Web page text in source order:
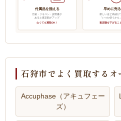
付属品を揃える
元箱・リモコン・説明書が
あると査定額がアップ
なくても買取OK！
早めに売る
新しいほど高値が
「いつか使うかも
査定額を下げるこ
石狩市でよく買取する
Accuphase（アキュフェー
ズ）